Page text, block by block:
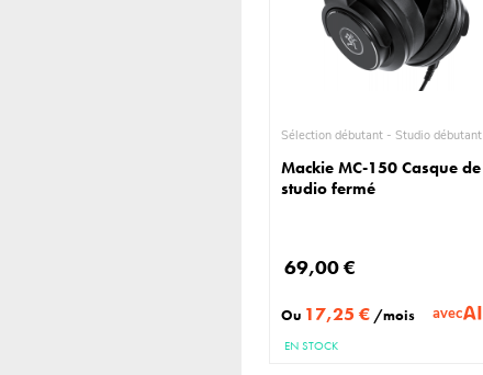
Sélection débutant - Studio débutant
Mackie MC-150 Casque de
studio fermé
69,00 €
Ou 17,25 € /mois avec
EN STOCK